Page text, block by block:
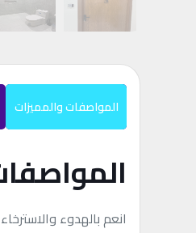
المواصفات والمميزات
انعم بالهدوء